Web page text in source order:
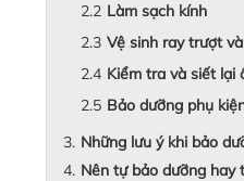
Làm sạch kính
Vệ sinh ray trượt
Kiểm tra và siết lại
Bảo dưỡng phụ
Những lưu ý khi bảo
Nên tự bảo dưỡng hay